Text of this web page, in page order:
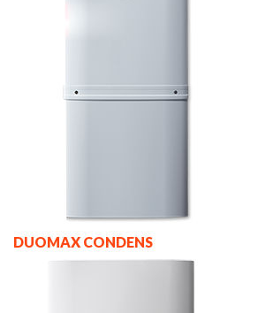
DUOMAX CONDENS